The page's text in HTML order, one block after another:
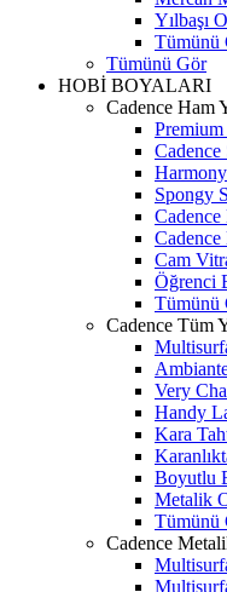
Yılbaşı
Tümünü
Tümünü Gör
HOBİ BOYALARI
Cadence Ham
Spongy
Cadence
Cadence
Cam
Öğrenci
Tümünü
Cadence Tüm
Very
Handy
Kara
Boyutlu
Metalik
Tümünü
Cadence